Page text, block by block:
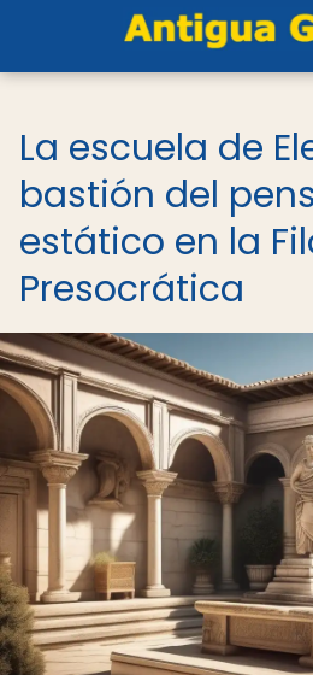
La escuela de
bastión del
estático en la
Presocrática